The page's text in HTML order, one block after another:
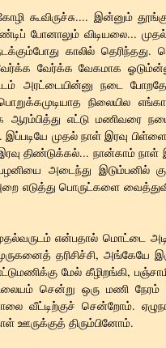
கூவிருச்சு.... இன்னும்
போனாலும் விடியலை...
காலில்
வேர்க்க வேகமாக
அரட்டையின்னு நடை போறதே
நிலையில
எட்டு மணிவரை
முதல் நாள் இரவு
திண்டுக்கல்... நான்காம் நாள்
அடைந்து இடும்பனில்
எடுத்து பொருட்களை
என்பதால் மொட்டை
தரிசிச்சி, அங்கேயே
மேல் கீழிறங்கி,
சென்று ஒரு மணி
காலை வீட்டிற்குச் சென்றோம்.
ஊருக்குத் திரும்பினோம்.